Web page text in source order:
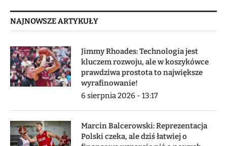
NAJNOWSZE ARTYKUŁY
Jimmy Rhoades: Technologia jest
kluczem rozwoju, ale w koszykówce
prawdziwa prostota to największe
wyrafinowanie!
6 sierpnia 2026 - 13:17
Marcin Balcerowski: Reprezentacja
Polski czeka, ale dziś łatwiej o